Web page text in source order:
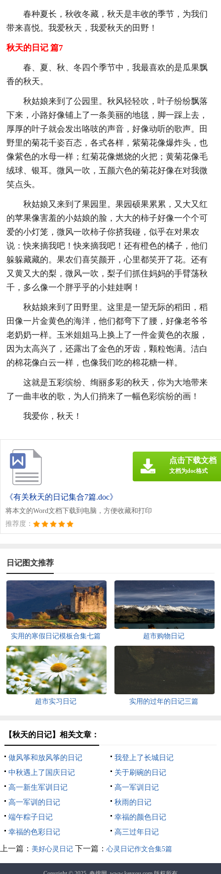
春种夏长，秋收冬藏，秋天是丰收的季节，为我们
带来喜悦。我爱秋天，我爱秋天的田野！
秋天的日记 篇7
春、夏、秋、冬四个季节中，我最喜欢的是瓜果飘
香的秋天。
秋姑娘来到了公园里。秋风轻轻吹，叶子纷纷飘落
下来，小路好像铺上了一条美丽的地毯，脚一踩上去，
厚厚的叶子就会发出咯吱的声音，好像动听的歌声。田
野里的菊花千姿百态，各式各样，紫菊花像爆炸头，也
像紫色的水母一样；红菊花像燃烧的火把；黄菊花像毛
绒球、银耳。微风一吹，五颜六色的菊花好像在对我微
笑点头。
秋姑娘又来到了果园里。果园硕果累累，又大又红
的苹果像害羞的小姑娘的脸，大大的柿子好像一个个可
爱的小灯笼，微风一吹柿子你挤我碰，似乎在对果农
说：快来摘我吧！快来摘我吧！还有橙色的橘子，他们
躲躲藏藏的。果农们喜笑颜开，心里都笑开了花。还有
又黄又大的梨，微风一吹，梨子们抓住妈妈的手臂荡秋
千，多么像一个胖乎乎的小娃娃啊！
秋姑娘来到了田野里。这里是一望无际的稻田，稻
田像一片金黄色的海洋，他们都弯下了腰，好像老爷爷
老奶奶一样。玉米姐姐马上换上了一件金黄色的衣服，
因为太高兴了，还露出了金色的牙齿，颗粒饱满。洁白
的棉花像白云一样，也像我们吃的棉花糖一样。
这就是五彩缤纷、绚丽多彩的秋天，你为大地带来
了一曲丰收的歌，为人们捎来了一幅色彩缤纷的画！
我爱你，秋天！
《有关秋天的日记集合7篇.doc》
将本文的Word文档下载到电脑，方便收藏和打印
推荐度：
点击下载文档
文档为doc格式
日记图文推荐
实用的寒假日记模板合集七篇 超市购物日记
超市实习日记 实用的过年的日记三篇
【秋天的日记】相关文章：
做风筝和放风筝的日记
我登上了长城日记
中秋遇上了国庆日记
关于刷碗的日记
高一新生军训日记
高一军训日记
高一军训的日记
秋雨的日记
端午粽子日记
幸福的颜色日记
幸福的色彩日记
高三过年日记
上一篇： 美好心灵日记 下一篇： 心灵日记作文合集5篇